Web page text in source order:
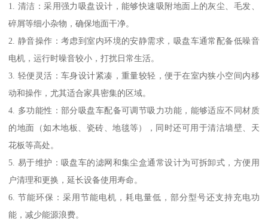
1. 清洁：采用强力吸盘设计，能够快速吸附地面上的灰尘、毛发、
碎屑等细小杂物，确保地面干净。
2. 静音操作：考虑到室内环境的安静需求，吸盘车通常配备低噪音
电机，运行时噪音较小，打扰日常生活。
3. 轻便灵活：车身设计紧凑，重量较轻，便于在室内狭小空间内移
动和操作，尤其适合家具密集的区域。
4. 多功能性：部分吸盘车配备可调节吸力功能，能够适应不同材质
的地面（如木地板、瓷砖、地毯等），同时还可用于清洁墙壁、天
花板等高处。
5. 易于维护：吸盘车的滤网和集尘盒通常设计为可拆卸式，方便用
户清理和更换，延长设备使用寿命。
6. 节能环保：采用节能电机，耗电量低，部分型号还支持充电功
能，减少能源浪费。